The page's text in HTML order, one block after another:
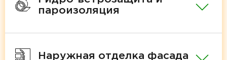
пароизоляция
Наружная отделка фасада